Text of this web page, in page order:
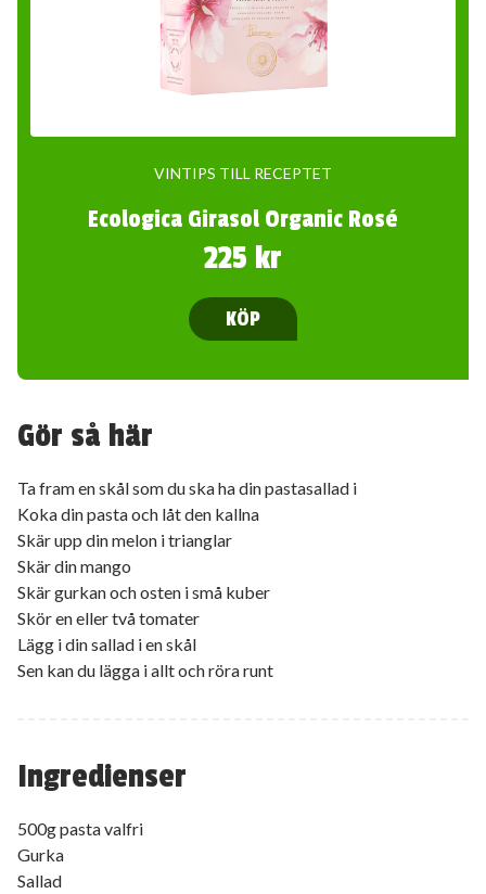
Ingredienser
500g pasta valfri
Gurka
Sallad
VINTIPS TILL RECEPTET
Ecologica Girasol Organic Rosé
225 kr
KÖP
Gör så här
Ta fram en skål som du ska ha din pastasallad i
Koka din pasta och låt den kallna
Skär upp din melon i trianglar
Skär din mango
Skär gurkan och osten i små kuber
Skör en eller två tomater
Lägg i din sallad i en skål
Sen kan du lägga i allt och röra runt